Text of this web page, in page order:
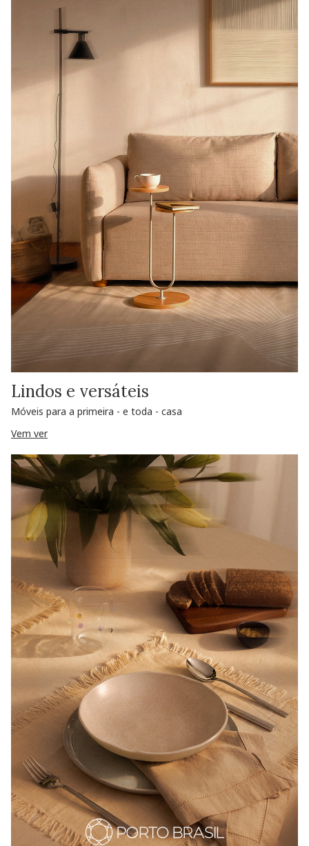
Lindos e versáteis
Móveis para a primeira - e toda - casa
Vem ver